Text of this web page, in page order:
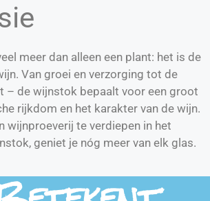
meer dan alleen een plant: het is de
Van groei en verzorging tot de
– de wijnstok bepaalt voor een groot
rijkdom en het karakter van de wijn.
wijnproeverij te verdiepen in het
geniet je nóg meer van elk glas.